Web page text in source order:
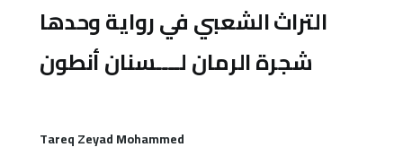
التراث الشعبي في رواية وحدها
شجرة الرمان لــــسنان أنطون
Tareq Zeyad Mohammed